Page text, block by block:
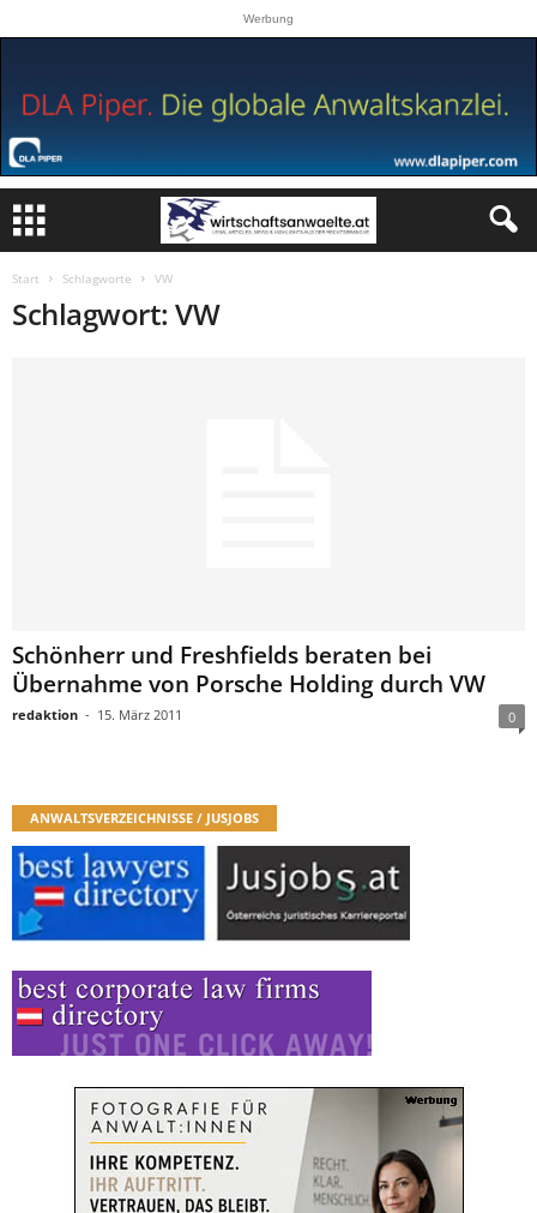
Werbung
Start Schlagworte VW
Schlagwort: VW
Schönherr und Freshfields beraten bei
Übernahme von Porsche Holding durch VW
redaktion - 15. März 2011 0
ANWALTSVERZEICHNISSE / JUSJOBS